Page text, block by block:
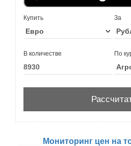
Купить За
В количестве По
Мониторинг цен на